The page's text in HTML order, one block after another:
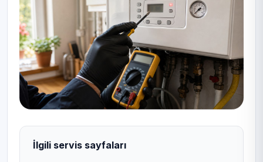
İlgili servis sayfaları